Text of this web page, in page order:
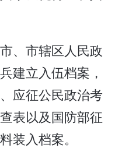
、市辖区人民政
建立入伍档案，
应征公民政治考
表以及国防部征
装入档案。